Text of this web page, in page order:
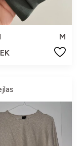
M